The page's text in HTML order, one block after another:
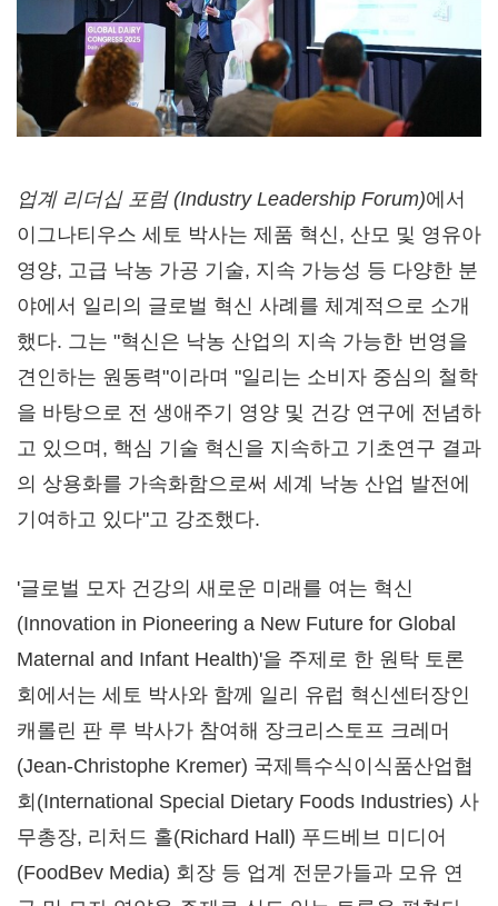
업계 리더십 포럼 (Industry Leadership Forum)에서
이그나티우스 세토 박사는 제품 혁신, 산모 및 영유아
영양, 고급 낙농 가공 기술, 지속 가능성 등 다양한 분
야에서 일리의 글로벌 혁신 사례를 체계적으로 소개
했다. 그는 "혁신은 낙농 산업의 지속 가능한 번영을
견인하는 원동력"이라며 "일리는 소비자 중심의 철학
을 바탕으로 전 생애주기 영양 및 건강 연구에 전념하
고 있으며, 핵심 기술 혁신을 지속하고 기초연구 결과
의 상용화를 가속화함으로써 세계 낙농 산업 발전에
기여하고 있다"고 강조했다.
'글로벌 모자 건강의 새로운 미래를 여는 혁신
(Innovation in Pioneering a New Future for Global
Maternal and Infant Health)'을 주제로 한 원탁 토론
회에서는 세토 박사와 함께 일리 유럽 혁신센터장인
캐롤린 판 루 박사가 참여해 장크리스토프 크레머
(Jean-Christophe Kremer) 국제특수식이식품산업협
회(International Special Dietary Foods Industries) 사
무총장, 리처드 홀(Richard Hall) 푸드베브 미디어
(FoodBev Media) 회장 등 업계 전문가들과 모유 연